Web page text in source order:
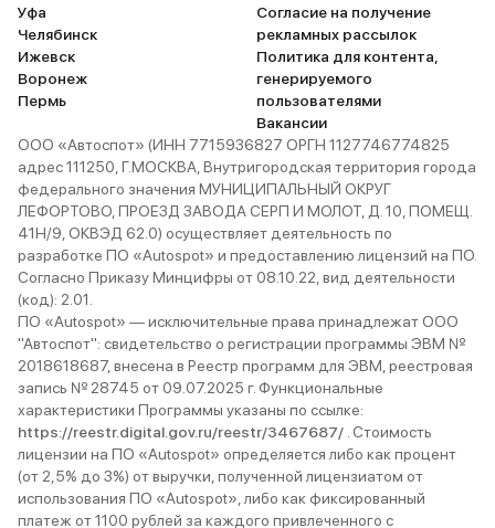
Уфа
Челябинск
Ижевск
Воронеж
Пермь
Согласие на получение
рекламных рассылок
Политика для контента,
генерируемого
пользователями
Вакансии
ООО «Автоспот» (ИНН 7715936827 ОРГН 1127746774825
адрес 111250, Г.МОСКВА, Внутригородская территория города
федерального значения МУНИЦИПАЛЬНЫЙ ОКРУГ
ЛЕФОРТОВО, ПРОЕЗД ЗАВОДА СЕРП И МОЛОТ, Д. 10, ПОМЕЩ.
41Н/9, ОКВЭД 62.0) осуществляет деятельность по
разработке ПО «Autospot» и предоставлению лицензий на ПО.
Согласно Приказу Минцифры от 08.10.22, вид деятельности
(код): 2.01.
ПО «Autospot» — исключительные права принадлежат ООО
"Автоспот": свидетельство о регистрации программы ЭВМ №
2018618687, внесена в Реестр программ для ЭВМ, реестровая
запись № 28745 от 09.07.2025 г. Функциональные
характеристики Программы указаны по ссылке:
https://reestr.digital.gov.ru/reestr/3467687/ . Стоимость
лицензии на ПО «Autospot» определяется либо как процент
(от 2,5% до 3%) от выручки, полученной лицензиатом от
использования ПО «Autospot», либо как фиксированный
платеж от 1100 рублей за каждого привлеченного с